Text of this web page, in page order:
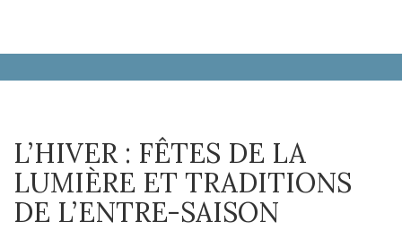
L’HIVER : FÊTES DE LA
LUMIÈRE ET TRADITIONS
DE L’ENTRE-SAISON